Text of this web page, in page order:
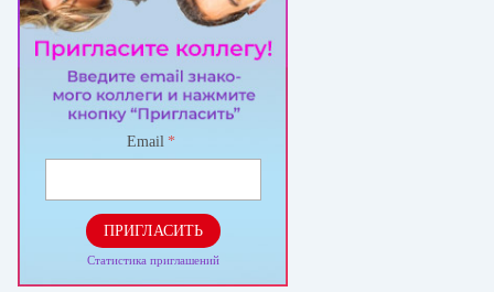
Email *
ПРИГЛАСИТЬ
Статистика приглашений